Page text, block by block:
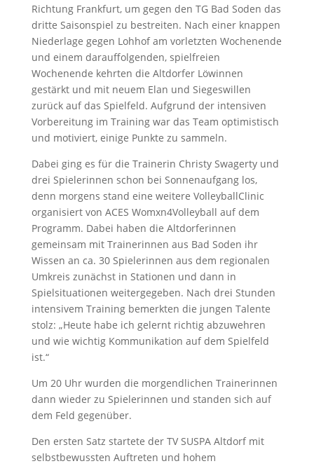
Richtung Frankfurt, um gegen den TG Bad Soden das
dritte Saisonspiel zu bestreiten. Nach einer knappen
Niederlage gegen Lohhof am vorletzten Wochenende
und einem darauffolgenden, spielfreien
Wochenende kehrten die Altdorfer Löwinnen
gestärkt und mit neuem Elan und Siegeswillen
zurück auf das Spielfeld. Aufgrund der intensiven
Vorbereitung im Training war das Team optimistisch
und motiviert, einige Punkte zu sammeln.
Dabei ging es für die Trainerin Christy Swagerty und
drei Spielerinnen schon bei Sonnenaufgang los,
denn morgens stand eine weitere VolleyballClinic
organisiert von ACES Womxn4Volleyball auf dem
Programm. Dabei haben die Altdorferinnen
gemeinsam mit Trainerinnen aus Bad Soden ihr
Wissen an ca. 30 Spielerinnen aus dem regionalen
Umkreis zunächst in Stationen und dann in
Spielsituationen weitergegeben. Nach drei Stunden
intensivem Training bemerkten die jungen Talente
stolz: „Heute habe ich gelernt richtig abzuwehren
und wie wichtig Kommunikation auf dem Spielfeld
ist.“
Um 20 Uhrwurden die morgendlichen Trainerinnen
dann wieder zu Spielerinnen und standen sich auf
dem Feld gegenüber.
Den ersten Satz startete der TV SUSPA Altdorf mit
selbstbewussten Auftreten und hohem